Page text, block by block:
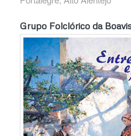
Grupo Folclórico da